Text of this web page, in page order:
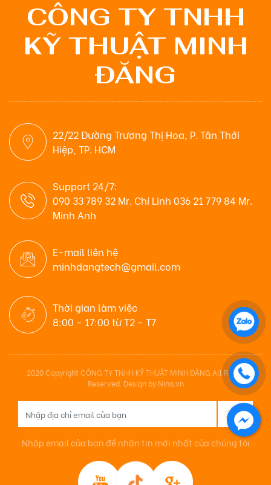
CÔNG TY TNHH
KỸ THUẬT MINH
ĐĂNG
22/22 Đường Trương Thị Hoa, P. Tân Thới
Hiệp, TP. HCM
Support 24/7:
090 33 789 32 Mr. Chí Linh 036 21 779 84 Mr.
Minh Anh
E-mail liên hệ
minhdangtech@gmail.com
Thời gian làm việc
8:00 - 17:00 từ T2 - T7
2020 Copyright CÔNG TY TNHH KỸ THUẬT MINH ĐĂNG.All Rights
Reserved. Design by Nina.vn
Nhập email của bạn để nhận tin mới nhất của chúng tôi